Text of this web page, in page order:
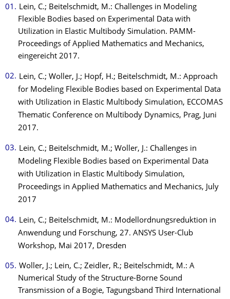
Lein, C.; Beitelschmidt, M.: Challenges in Modeling
Flexible Bodies based on Experimental Data with
Utilization in Elastic Multibody Simulation. PAMM-
Proceedings of Applied Mathematics and Mechanics,
eingereicht 2017.
Lein, C.; Woller, J.; Hopf, H.; Beitelschmidt, M.: Approach
for Modeling Flexible Bodies based on Experimental Data
with Utilization in Elastic Multibody Simulation, ECCOMAS
Thematic Conference on Multibody Dynamics, Prag, Juni
2017.
Lein, C.; Beitelschmidt, M.; Woller, J.: Challenges in
Modeling Flexible Bodies based on Experimental Data
with Utilization in Elastic Multibody Simulation,
Proceedings in Applied Mathematics and Mechanics, July
2017
Lein, C.; Beitelschmidt, M.: Modellordnungsreduktion in
Anwendung und Forschung, 27. ANSYS User-Club
Workshop, Mai 2017, Dresden
Woller, J.; Lein, C.; Zeidler, R.; Beitelschmidt, M.: A
Numerical Study of the Structure-Borne Sound
Transmission of a Bogie, Tagungsband Third International